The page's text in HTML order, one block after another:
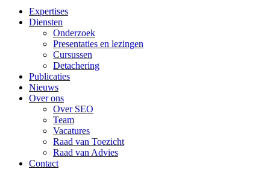
Expertises
Diensten
Onderzoek
Presentaties en lezingen
Cursussen
Detachering
Publicaties
Nieuws
Over ons
Over SEO
Team
Vacatures
Raad van Toezicht
Raad van Advies
Contact